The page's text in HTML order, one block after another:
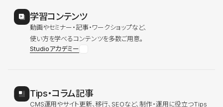
学習コンテンツ
動画やセミナー・記事・ワークショップなど、
使い方を学べるコンテンツを多数ご用意。
Studioアカデミー
Tips・コラム記事
CMS運用やサイト更新、移行、SEOなど、制作・運用に役立つTips